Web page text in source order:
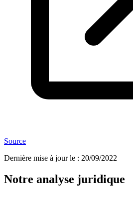
Source
Dernière mise à jour le : 20/09/2022
Notre analyse juridique